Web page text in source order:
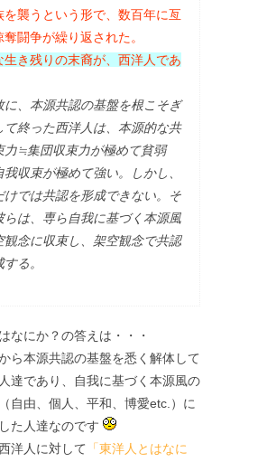
を襲うという形で、数百年に亙
奪闘争が繰り返された。
生き残りの末裔が、西洋人であ
に、本源共認の基盤を根こそぎ
て終った西洋人は、本源的な共
力≒集団収束力が極めて貧弱
我収束が極めて強い。しかし、
けでは共認を形成できない。そ
らは、専ら自我に基づく本源風
観念に収束し、架空観念で共認
る。
なにか？の答えは・・・
ら本源共認の基盤を悉く解体して
達であり、自我に基づく本源風の
自由、個人、平和、博愛etc.）に
た人達なのです
洋人に対して
「東洋人とはなに